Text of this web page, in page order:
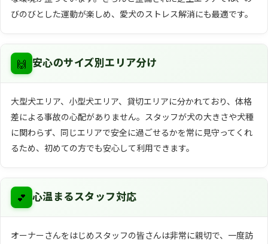
びのびとした運動が楽しめ、愛犬のストレス解消にも最適です。
🙌 安心のサイズ別エリア分け
大型犬エリア、小型犬エリア、貸切エリアに分かれており、体格
差による事故の心配がありません。スタッフが犬の大きさや犬種
に関わらず、同じエリアで安全に過ごせるかを常に見守ってくれ
るため、初めての方でも安心して利用できます。
💕 心温まるスタッフ対応
オーナーさんをはじめスタッフの皆さんは非常に親切で、一度訪